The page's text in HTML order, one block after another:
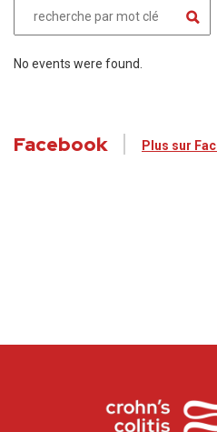
No events were found.
Facebook Plus sur